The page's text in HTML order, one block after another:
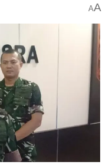
AA